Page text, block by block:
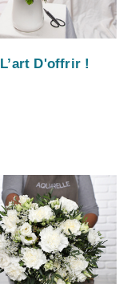
L’art D'offrir !